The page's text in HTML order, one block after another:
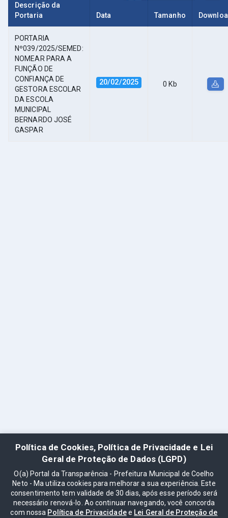
Descrição da
Portaria
Data Tamanho
PORTARIA
Nº039/2025/SEMED:
NOMEAR PARA A
FUNÇÃO DE
CONFIANÇA DE
GESTORA ESCOLAR
DA ESCOLA
MUNICIPAL
BERNARDO JOSÉ
GASPAR
20/02/2025 0 Kb
Política de Cookies, Política de Privacidade e Lei
Geral de Proteção de Dados (LGPD)
O(a) Portal da Transparência - Prefeitura Municipal de Coelho
Neto - Ma utiliza cookies para melhorar a sua experiência. Este
consentimento tem validade de 30 dias, após esse período será
necessário renová-lo. Ao continuar navegando, você concorda
com nossa Política de Privacidadee Lei Geral de Proteção de